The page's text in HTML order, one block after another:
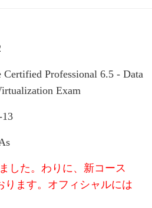
Professional 6.5 - Data
Exam
13
した。わりに、新コース
ります。オフィシャルには